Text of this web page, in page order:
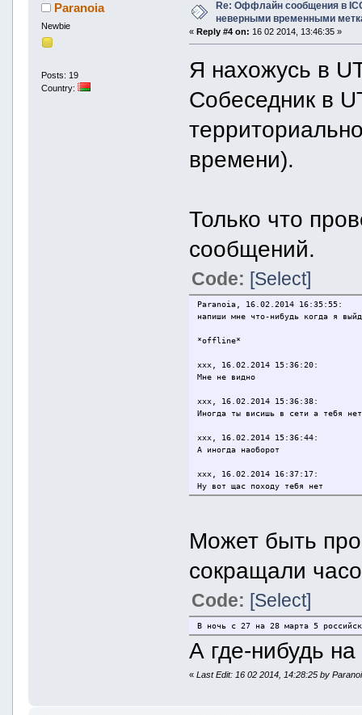
Paranoia
Newbie
Posts: 19
Country:
Re: Оффлайн сообщения в
неверными временными
«Reply #4 on: 16 02 2014, 13:46:35 »
Я нахожусь в
Собеседник в
времени).
Только что
сообщений.
Code: [Select]
Paranoia, 16.02.2014 16:35:55:
напиши мне что-нибудь когда я
*offline*
xxx, 16.02.2014 15:36:20:
Мне не видно
xxx, 16.02.2014 15:36:38:
Иногда ты висишь в сети а тебя нет
xxx, 16.02.2014 15:36:44:
А иногда наоборот
xxx, 16.02.2014 16:37:17:
Ну вот щас походу тебя нет
xxx, 16.02.2014 16:37:35:
Paranoia, 16.02.2014 16:37:39:
всё, я тут
Может быть
сокращали
Code: [Select]
В ночь с 27 на 28 марта 5
А где-нибудь
«Last Edit: 16 02 2014, 14:28:25 by